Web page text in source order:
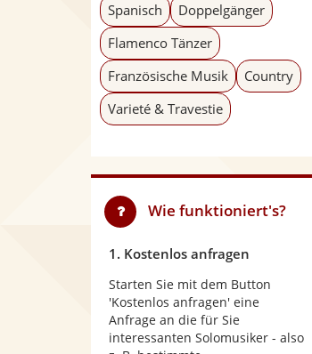
Spanisch
Doppelgänger
Flamenco Tänzer
Französische Musik
Country
Varieté & Travestie
Wie funktioniert's?
1. Kostenlos anfragen
Starten Sie mit dem Button
'Kostenlos anfragen' eine
Anfrage an die für Sie
interessanten Solomusiker - also